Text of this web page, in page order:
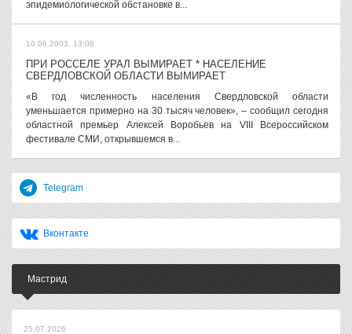
эпидемиологической обстановке в...
10.06.2003, 13:08
ПРИ РОССЕЛЕ УРАЛ ВЫМИРАЕТ * НАСЕЛЕНИЕ
СВЕРДЛОВСКОЙ ОБЛАСТИ ВЫМИРАЕТ
«В год численность населения Свердловской области
уменьшается примерно на 30 тысяч человек», – сообщил сегодня
областной премьер Алексей Воробьев на VIII Всероссийском
фестивале СМИ, открывшемся в...
Telegram
Вконтакте
Мастрид
25.07.2026